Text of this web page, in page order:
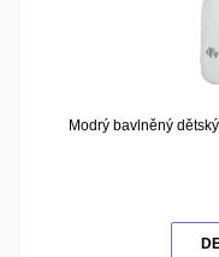
Modrý bavlněný